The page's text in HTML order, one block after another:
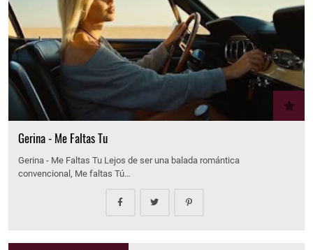
Gerina - Me Faltas Tu
Gerina - Me Faltas Tu Lejos de ser una balada romántica
convencional, Me faltas Tú…